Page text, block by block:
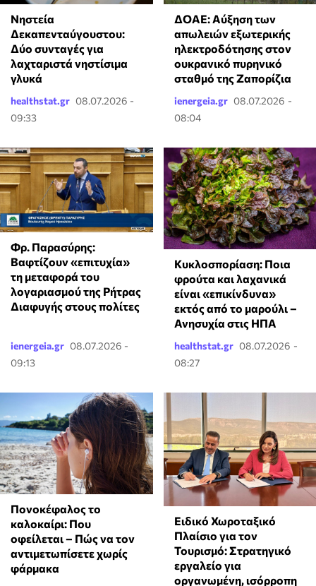
Νηστεία
Δεκαπενταύγουστου:
Δύο συνταγές για
λαχταριστά νηστίσιμα
γλυκά
healthstat.gr 08.07.2026 -
09:33
ΔΟΑΕ: Αύξηση των
απωλειών εξωτερικής
ηλεκτροδότησης στον
ουκρανικό πυρηνικό
σταθμό της Ζαπορίζια
ienergeia.gr 08.07.2026 -
08:04
Φρ. Παρασύρης:
Βαφτίζουν «επιτυχία»
τη μεταφορά του
λογαριασμού της Ρήτρας
Διαφυγής στους πολίτες
ienergeia.gr 08.07.2026 -
09:13
Κυκλοσπορίαση: Ποια
φρούτα και λαχανικά
είναι «επικίνδυνα»
εκτός από το μαρούλι –
Ανησυχία στις ΗΠΑ
healthstat.gr 08.07.2026 -
08:27
Πονοκέφαλος το
καλοκαίρι: Που
οφείλεται – Πώς να τον
αντιμετωπίσετε χωρίς
φάρμακα
Ειδικό Χωροταξικό
Πλαίσιο για τον
Τουρισμό: Στρατηγικό
εργαλείο για
οργανωμένη, ισόρροπη